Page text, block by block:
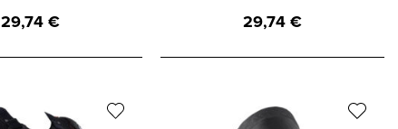
29,74€ 29,74€